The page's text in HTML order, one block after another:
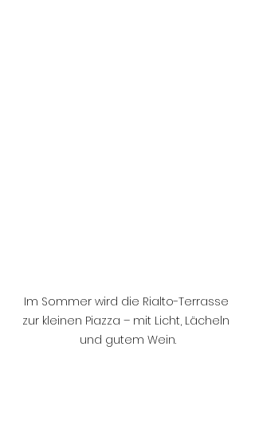
Im Sommer wird die Rialto-Terrasse
zur kleinen Piazza – mit Licht, Lächeln
und gutem Wein.